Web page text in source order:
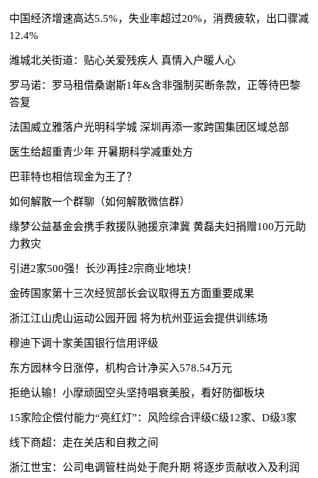
中国经济增速高达5.5%，失业率超过20%，消费疲软，出口骤减
12.4%
潍城北关街道：贴心关爱残疾人 真情入户暖人心
罗马诺：罗马租借桑谢斯1年&含非强制买断条款，正等待巴黎
答复
法国威立雅落户光明科学城 深圳再添一家跨国集团区域总部
医生给超重青少年 开暑期科学减重处方
巴菲特也相信现金为王了？
如何解散一个群聊（如何解散微信群）
缘梦公益基金会携手救援队驰援京津冀 黄磊夫妇捐赠100万元助
力救灾
引进2家500强！长沙再挂2宗商业地块！
金砖国家第十三次经贸部长会议取得五方面重要成果
浙江江山虎山运动公园开园 将为杭州亚运会提供训练场
穆迪下调十家美国银行信用评级
东方园林今日涨停，机构合计净买入578.54万元
拒绝认输！小摩顽固空头坚持唱衰美股，看好防御板块
15家险企偿付能力“亮红灯”：风险综合评级C级12家、D级3家
线下商超：走在关店和自救之间
浙江世宝：公司电调管柱尚处于爬升期 将逐步贡献收入及利润